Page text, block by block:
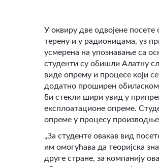
У оквиру две одвојене посете
терену и у радионицама, уз
усмерена на упознавање са
студенти су обишли Алатну
виде опрему и процесе који
додатно проширен
би стекли шири увид у
експлоатационе опреме.
опреме у процесу
„За студенте овакав вид
им омогућава да теоријска
друге стране, за компанију